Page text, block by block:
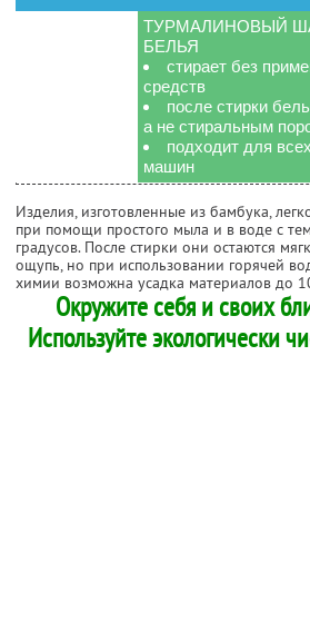
ТУРМАЛИНОВЫЙ
БЕЛЬЯ
стирает без
средств
после стирки
а не стиральным
подходит для
машин
Изделия, изготовленные из бамбука,
при помощи простого мыла и в воде с
градусов. После стирки они остаются
ощупь, но при использовании горячей
химии возможна усадка материалов до
Окружите себя и своих
Используйте экологически